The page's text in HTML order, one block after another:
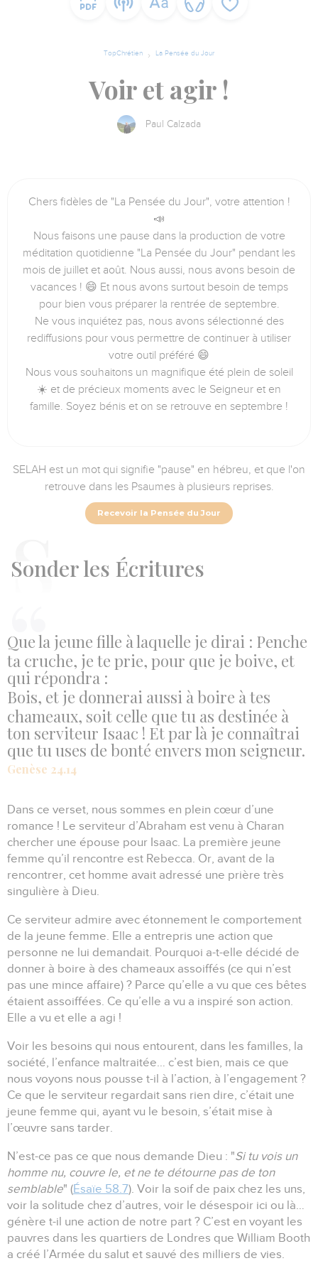
TopChrétien La Pensée du Jour
Voir et agir !
Paul Calzada
Chers fidèles de "La Pensée du Jour", votre attention !
📣
Nous faisons une pause dans la production de votre
méditation quotidienne "La Pensée du Jour" pendant les
mois de juillet et août. Nous aussi, nous avons besoin de
vacances ! 😄 Et nous avons surtout besoin de temps
pour bien vous préparer la rentrée de septembre.
Ne vous inquiétez pas, nous avons sélectionné des
rediffusions pour vous permettre de continuer à utiliser
votre outil préféré 😄
Nous vous souhaitons un magnifique été plein de soleil
☀️ et de précieux moments avec le Seigneur et en
famille. Soyez bénis et on se retrouve en septembre !
SELAH est un mot qui signifie "pause" en hébreu, et que l'on
retrouve dans les Psaumes à plusieurs reprises.
Recevoir la Pensée du Jour
Sonder les Écritures
Que la jeune fille à laquelle je dirai : Penche
ta cruche, je te prie, pour que je boive, et
qui répondra :
Bois, et je donnerai aussi à boire à tes
chameaux, soit celle que tu as destinée à
ton serviteur Isaac ! Et par là je connaîtrai
que tu uses de bonté envers mon seigneur.
Genèse 24.14
Dans ce verset, nous sommes en plein cœur d’une
romance ! Le serviteur d’Abraham est venu à Charan
chercher une épouse pour Isaac. La première jeune
femme qu’il rencontre est Rebecca. Or, avant de la
rencontrer, cet homme avait adressé une prière très
singulière à Dieu.
Ce serviteur admire avec étonnement le comportement
de la jeune femme. Elle a entrepris une action que
personne ne lui demandait. Pourquoi a-t-elle décidé de
donner à boire à des chameaux assoiffés (ce qui n’est
pas une mince affaire) ? Parce qu’elle a vu que ces bêtes
étaient assoiffées. Ce qu’elle a vu a inspiré son action.
Elle a vu et elle a agi !
Voir les besoins qui nous entourent, dans les familles, la
société, l’enfance maltraitée… c’est bien, mais ce que
nous voyons nous pousse t-il à l’action, à l’engagement ?
Ce que le serviteur regardait sans rien dire, c’était une
jeune femme qui, ayant vu le besoin, s’était mise à
l’œuvre sans tarder.
N’est-ce pas ce que nous demande Dieu : "Si tu vois un
homme nu, couvre le, et ne te détourne pas de ton
semblable" (Ésaïe 58.7). Voir la soif de paix chez les uns,
voir la solitude chez d’autres, voir le désespoir ici ou là…
génère t-il une action de notre part ? C’est en voyant les
pauvres dans les quartiers de Londres que William Booth
a créé l’Armée du salut et sauvé des milliers de vies.